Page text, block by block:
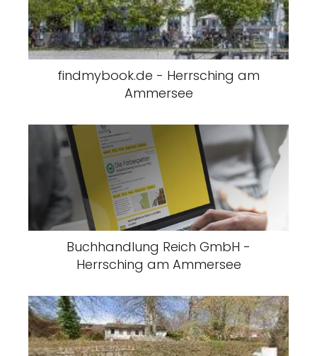
findmybook.de - Herrsching am
Ammersee
Buchhandlung Reich GmbH -
Herrsching am Ammersee